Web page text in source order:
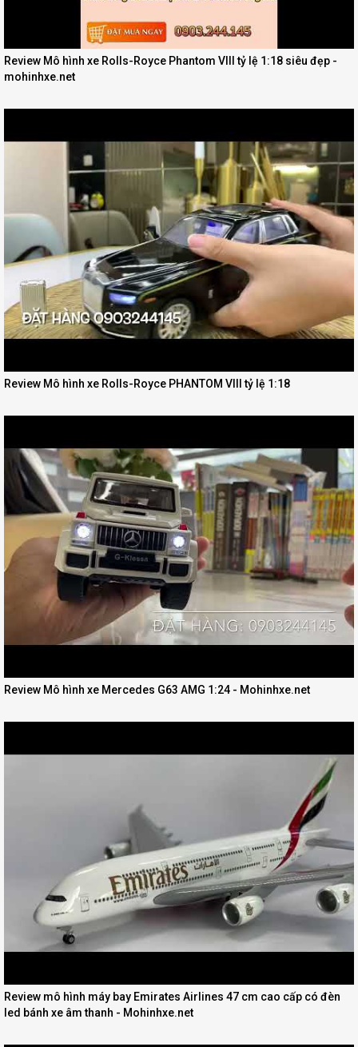
Review Mô hình xe Rolls-Royce Phantom VIII tỷ lệ 1:18 siêu đẹp -
mohinhxe.net
Review Mô hình xe Rolls-Royce PHANTOM VIII tỷ lệ 1:18
Review Mô hình xe Mercedes G63 AMG 1:24 - Mohinhxe.net
Review mô hình máy bay Emirates Airlines 47 cm cao cấp có đèn
led bánh xe âm thanh - Mohinhxe.net